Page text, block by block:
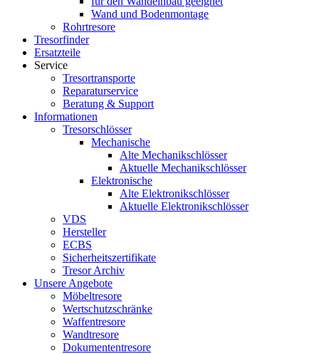
Wand und Bodenmontage
Rohrtresore
Tresorfinder
Ersatzteile
Service
Tresortransporte
Reparaturservice
Beratung & Support
Informationen
Tresorschlösser
Mechanische
Alte Mechanikschlösser
Aktuelle Mechanikschlösser
Elektronische
Alte Elektronikschlösser
Aktuelle Elektronikschlösser
VDS
Hersteller
ECBS
Sicherheitszertifikate
Tresor Archiv
Unsere Angebote
Möbeltresore
Wertschutzschränke
Waffentresore
Wandtresore
Dokumententresore